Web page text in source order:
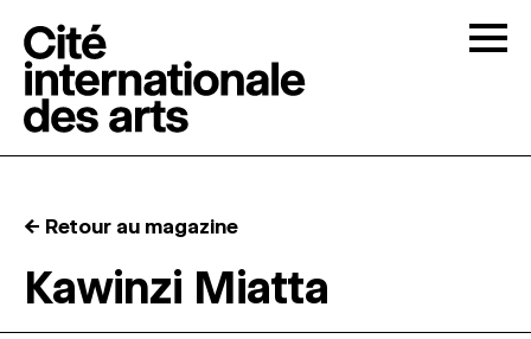
RÉSIDENCES ↓
← Retour au magazine
Kawinzi Miatta